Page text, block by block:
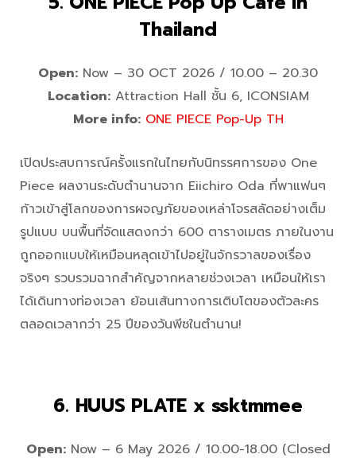
Thailand
Open: Now – 30 OCT 2026 / 10.00 – 20.30
Location:Attraction Hall ชั้น 6, ICONSIAM
More info: ONE PIECE Pop-Up TH
เปิดประสบการณ์ครั้งแรกในไทยกับนิทรรศการของ One
Piece ผลงานระดับตำนานจาก Eiichiro Oda ที่พาแฟนๆ
ก้าวเข้าสู่โลกของการผจญภัยของเหล่าโจรสลัดอย่างเต็ม
รูปแบบ บนพื้นที่จัดแสดงกว่า 600 ตารางเมตร ภายในงาน
ถูกออกแบบให้เหมือนหลุดเข้าไปอยู่ในจักรวาลของเรื่อง
จริงๆ รวบรวมฉากสำคัญจากหลายช่วงเวลา เหมือนให้เรา
ได้เดินทางท่องเวลา ย้อนเส้นทางการเติบโตของตัวละคร
ตลอดเวลากว่า 25 ปีของวันพีซในตำนาน!
6. HUUS PLATE x ssktmmee
Open:Now – 6 May 2026 / 10.00-18.00 (Closed